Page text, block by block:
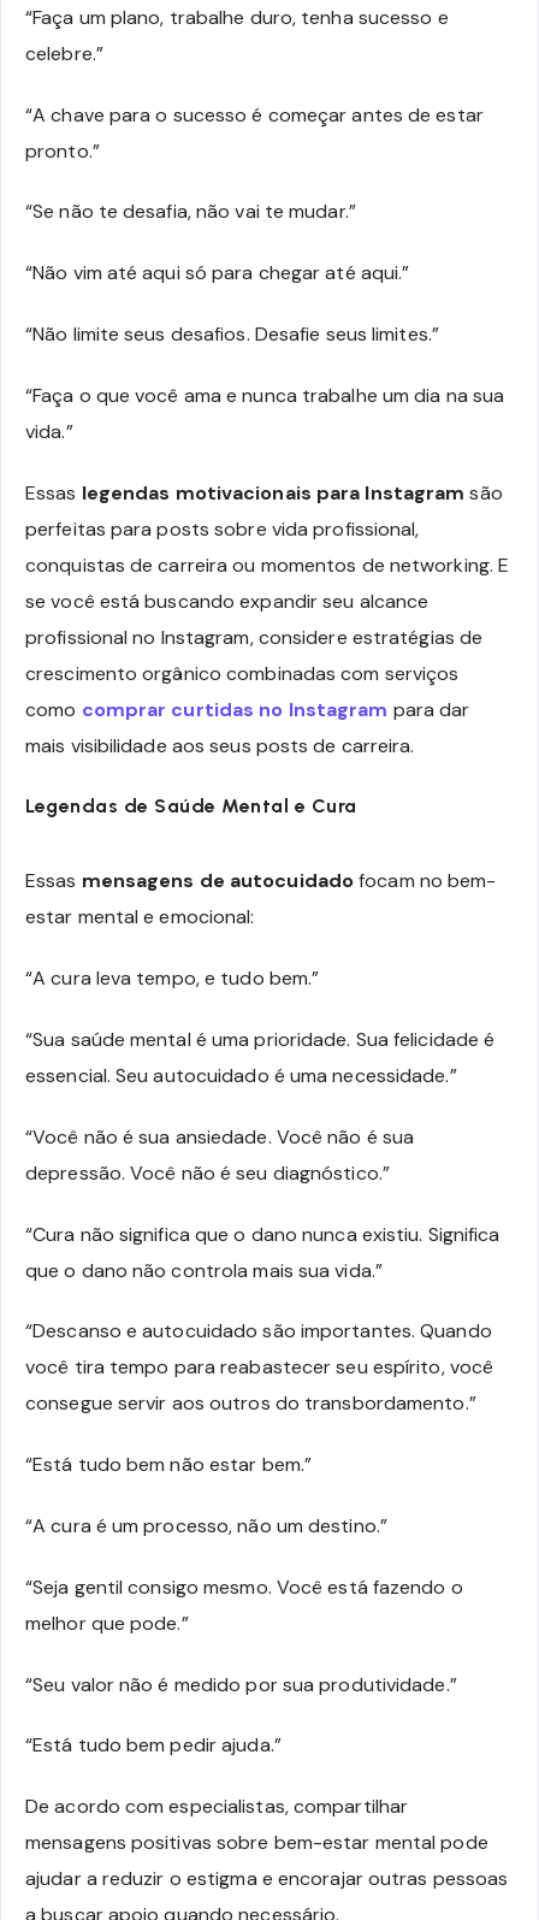
“Faça um plano, trabalhe duro, tenha sucesso e
celebre.”
“A chave para o sucesso é começar antes de estar
pronto.”
“Se não te desafia, não vai te mudar.”
“Não vim até aqui só para chegar até aqui.”
“Não limite seus desafios. Desafie seus limites.”
“Faça o que você ama e nunca trabalhe um dia na sua
vida.”
Essas legendas motivacionais para Instagram são
perfeitas para posts sobre vida profissional,
conquistas de carreira ou momentos de networking. E
se você está buscando expandir seu alcance
profissional no Instagram, considere estratégias de
crescimento orgânico combinadas com serviços
como comprar curtidas no Instagram para dar
mais visibilidade aos seus posts de carreira.
Legendas de Saúde Mental e Cura
Essas mensagens de autocuidadofocam no bem-
estar mental e emocional:
“A cura leva tempo, e tudo bem.”
“Sua saúde mental é uma prioridade. Sua felicidade é
essencial. Seu autocuidado é uma necessidade.”
“Você não é sua ansiedade. Você não é sua
depressão. Você não é seu diagnóstico.”
“Cura não significa que o dano nunca existiu. Significa
que o dano não controla mais sua vida.”
“Descanso e autocuidado são importantes. Quando
você tira tempo para reabastecer seu espírito, você
consegue servir aos outros do transbordamento.”
“Está tudo bem não estar bem.”
“A cura é um processo, não um destino.”
“Seja gentil consigo mesmo. Você está fazendo o
melhor que pode.”
“Seu valor não é medido por sua produtividade.”
“Está tudo bem pedir ajuda.”
De acordo com especialistas, compartilhar
mensagens positivas sobre bem-estar mental pode
ajudar a reduzir o estigma e encorajar outras pessoas
a buscar apoio quando necessário.